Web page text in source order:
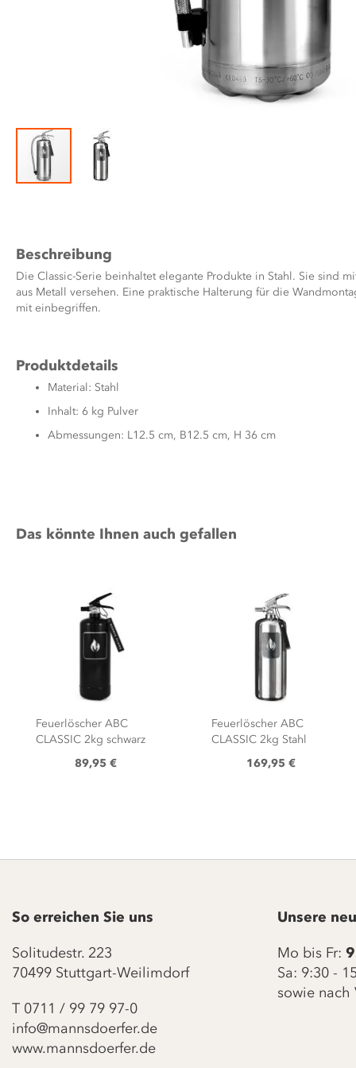
springen
Beschreibung
Die Classic-Serie beinhaltet elegante Produkte in Stahl. Sie sind
aus Metall versehen. Eine praktische Halterung für die
mit einbegriffen.
Produktdetails
Material: Stahl
Inhalt: 6 kg Pulver
Abmessungen: L12.5 cm, B12.5 cm, H 36 cm
Das könnte Ihnen auch gefallen
Feuerlöscher ABC
CLASSIC 2kg schwarz
89,95 €
Feuerlöscher ABC
CLASSIC 2kg Stahl
169,95 €
So erreichen Sie uns
Solitudestr. 223
70499 Stuttgart-Weilimdorf
T 0711 / 99 79 97-0
info@mannsdoerfer.de
www.mannsdoerfer.de
Unsere
Mo bis Fr:
Sa: 9:30 -
sowie nach